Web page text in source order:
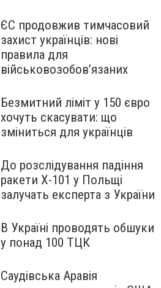
ЄС продовжив тимчасовий
захист українців: нові
правила для
військовозобов’язаних
Безмитний ліміт у 150 євро
хочуть скасувати: що
зміниться для українців
До розслідування падіння
ракети Х-101 у Польщі
залучать експерта з України
В Україні проводять обшуки
у понад 100 ТЦК
Саудівська Аравія